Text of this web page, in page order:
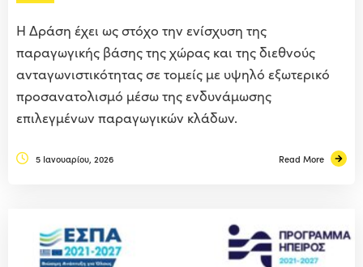
Η Δράση έχει ως στόχο την ενίσχυση της
παραγωγικής βάσης της χώρας και της διεθνούς
ανταγωνιστικότητας σε τομείς με υψηλό εξωτερικό
προσανατολισμό μέσω της ενδυνάμωσης
επιλεγμένων παραγωγικών κλάδων.
5 Ιανουαρίου, 2026 Read More